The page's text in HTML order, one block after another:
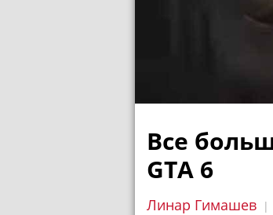
Все
GTA 6
Линар Гимашев |